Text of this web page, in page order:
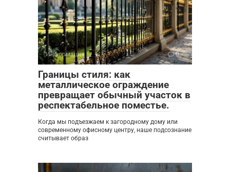
Информация 0
Границы стиля: как
металлическое ограждение
превращает обычный участок в
респектабельное поместье.
Когда мы подъезжаем к загородному дому или
современному офисному центру, наше подсознание
считывает образ